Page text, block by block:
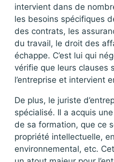
intervient dans de
les besoins spécifiques
des contrats, les
du travail, le droit des
échappe. C’est lui qui
vérifie que leurs clauses
l’entreprise et intervient
De plus, le juriste
spécialisé. Il a acquis
de sa formation, que ce
propriété intellectuelle,
environnemental, etc.